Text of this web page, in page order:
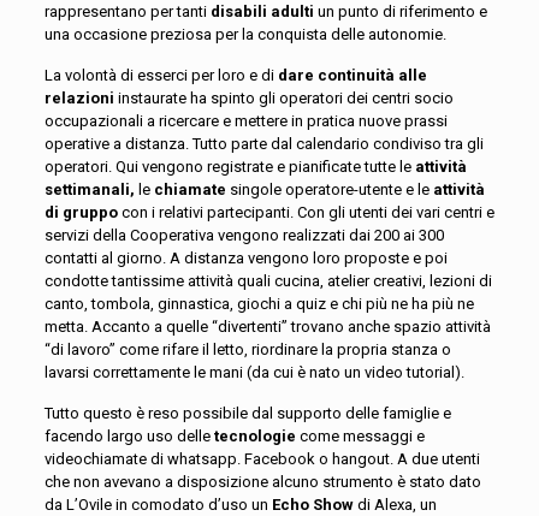
rappresentano per tanti disabili adulti un punto di riferimento e
una occasione preziosa per la conquista delle autonomie.
La volontà di esserci per loro e di dare continuità alle
relazioni instaurate ha spinto gli operatori dei centri socio
occupazionali a ricercare e mettere in pratica nuove prassi
operative a distanza. Tutto parte dal calendario condiviso tra gli
operatori. Qui vengono registrate e pianificate tutte le attività
settimanali, le chiamate singole operatore-utente e le attività
di gruppocon i relativi partecipanti. Con gli utenti dei vari centri e
servizi della Cooperativa vengono realizzati dai 200 ai 300
contatti al giorno. A distanza vengono loro proposte e poi
condotte tantissime attività quali cucina, atelier creativi, lezioni di
canto, tombola, ginnastica, giochi a quiz e chi più ne ha più ne
metta. Accanto a quelle “divertenti” trovano anche spazio attività
“di lavoro” come rifare il letto, riordinare la propria stanza o
lavarsi correttamente le mani (da cui è nato un video tutorial).
Tutto questo è reso possibile dal supporto delle famiglie e
facendo largo uso delle tecnologie come messaggi e
videochiamate di whatsapp. Facebook o hangout. A due utenti
che non avevano a disposizione alcuno strumento è stato dato
da L’Ovile in comodato d’uso un Echo Showdi Alexa, un